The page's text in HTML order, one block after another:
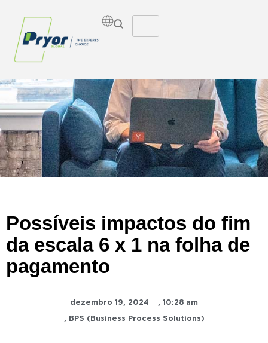
Insights
Possíveis impactos do fim
da escala 6 x 1 na folha de
pagamento
dezembro 19, 2024 , 10:28 am
, BPS (Business Process Solutions)